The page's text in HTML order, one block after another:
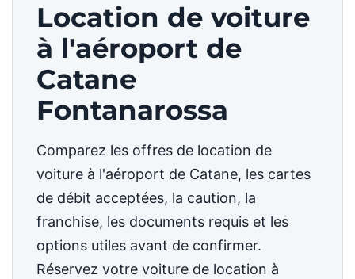
Location de voiture
à l'aéroport de
Catane
Fontanarossa
Comparez les offres de location de
voiture à l'aéroport de Catane, les cartes
de débit acceptées, la caution, la
franchise, les documents requis et les
options utiles avant de confirmer.
Réservez votre voiture de location à